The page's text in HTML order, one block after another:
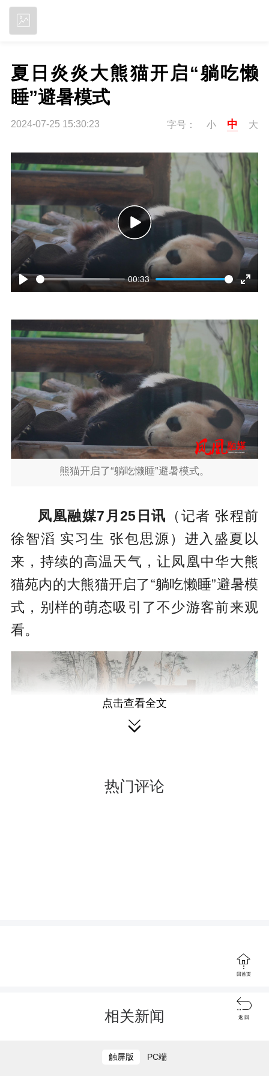
夏日炎炎大熊猫开启“躺吃懒
睡”避暑模式
2024-07-25 15:30:23 字号： 小 中 大
P
l
a
00:33
E
n
t
e
r
f
u
l
c
r
e
e
n
l
a
y
熊猫开启了“躺吃懒睡”避暑模式。
凤凰融媒7月25日讯 （记者 张程前
徐智滔 实习生 张包思源） 进入盛夏以
来，持续的高温天气，让凤凰中华大熊
猫苑内的大熊猫开启了“躺吃懒睡”避暑模
式，别样的萌态吸引了不少游客前来观
看。
上、七仰八叉躺在木桥、墙边假山上石
点击查看全文

热门评论
相关新闻
触屏版 PC端

回首页

返 回